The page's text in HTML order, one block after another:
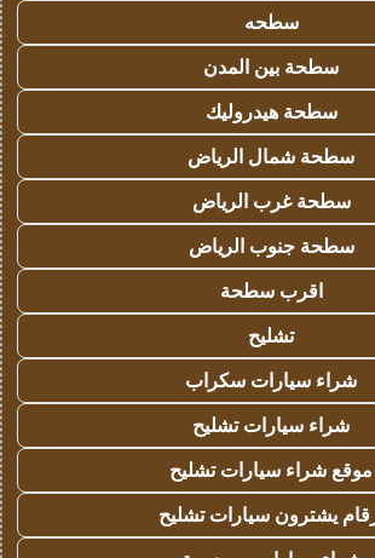
سطحه
سطحة بين المدن
سطحة هيدروليك
سطحة شمال الرياض
سطحة غرب الرياض
سطحة جنوب الرياض
اقرب سطحة
تشليح
شراء سيارات سكراب
شراء سيارات تشليح
موقع شراء سيارات تشليح
يشترون سيارات تشليح